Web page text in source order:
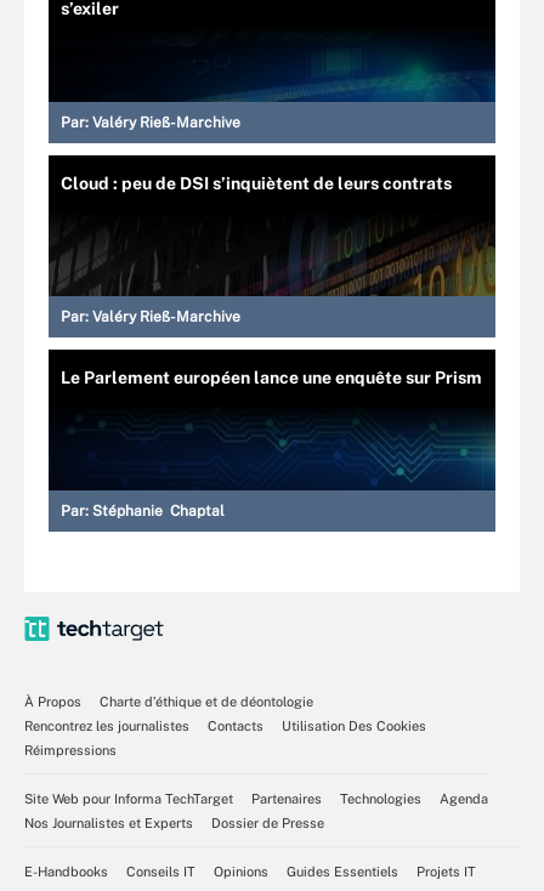
s’exiler
Par: Valéry Rieß-Marchive
Cloud : peu de DSI s’inquiètent de leurs contrats
Par: Valéry Rieß-Marchive
Le Parlement européen lance une enquête sur Prism
Par: Stéphanie Chaptal
À Propos
Charte d’éthique et de déontologie
Rencontrez les journalistes
Contacts
Utilisation Des Cookies
Réimpressions
Site Web pour Informa TechTarget Partenaires Technologies
Agenda
Nos Journalistes et Experts
Dossier de Presse
E-Handbooks Conseils IT Opinions Guides Essentiels Projets IT